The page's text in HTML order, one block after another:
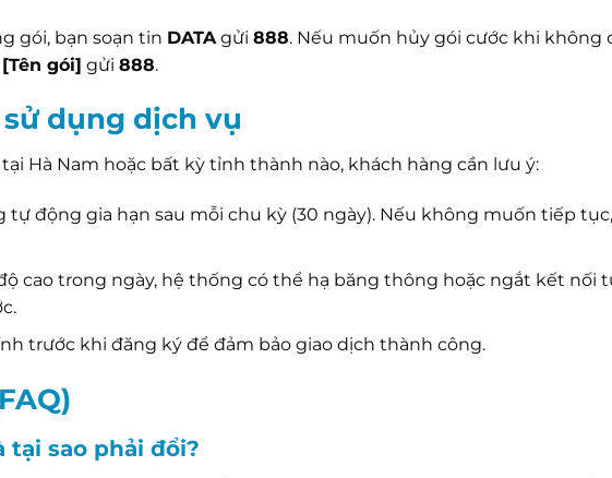
gói, bạn soạn tin DATA gửi 888. Nếu muốn hủy gói cước khi không
[Tên gói] gửi 888.
dụng dịch vụ
Hà Nam hoặc bất kỳ tỉnh thành nào, khách hàng cần lưu ý:
động gia hạn sau mỗi chu kỳ (30 ngày). Nếu không muốn tiếp
cao trong ngày, hệ thống có thể hạ băng thông hoặc ngắt kết nối
trước khi đăng ký để đảm bảo giao dịch thành công.
tại sao phải đổi?